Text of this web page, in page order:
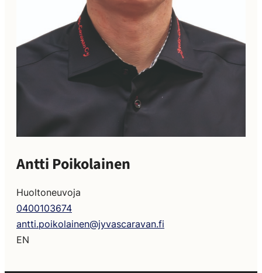
Antti Poikolainen
Huoltoneuvoja
0400103674
antti.poikolainen@jyvascaravan.fi
EN